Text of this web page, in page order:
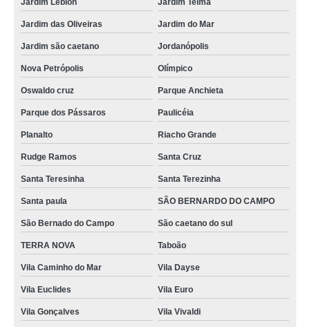
Jardim Leblon Jardim Telma
Jardim das Oliveiras Jardim do Mar
Jardim são caetano Jordanópolis
Nova Petrópolis Olímpico
Oswaldo cruz Parque Anchieta
Parque dos Pássaros Paulicéia
Planalto Riacho Grande
Rudge Ramos Santa Cruz
Santa Teresinha Santa Terezinha
Santa paula SÃO BERNARDO DO CAMPO
São Bernado do Campo São caetano do sul
TERRA NOVA Taboão
Vila Caminho do Mar Vila Dayse
Vila Euclides Vila Euro
Vila Gonçalves Vila Vivaldi